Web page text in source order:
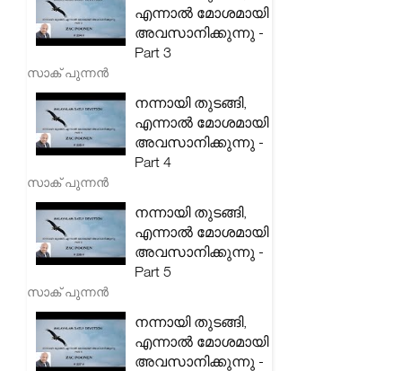
എന്നാൽ മോശമായി
അവസാനിക്കുന്നു -
Part 3
സാക് പുന്നൻ
നന്നായി തുടങ്ങി,
എന്നാൽ മോശമായി
അവസാനിക്കുന്നു -
Part 4
സാക് പുന്നൻ
നന്നായി തുടങ്ങി,
എന്നാൽ മോശമായി
അവസാനിക്കുന്നു -
Part 5
സാക് പുന്നൻ
നന്നായി തുടങ്ങി,
എന്നാൽ മോശമായി
അവസാനിക്കുന്നു -